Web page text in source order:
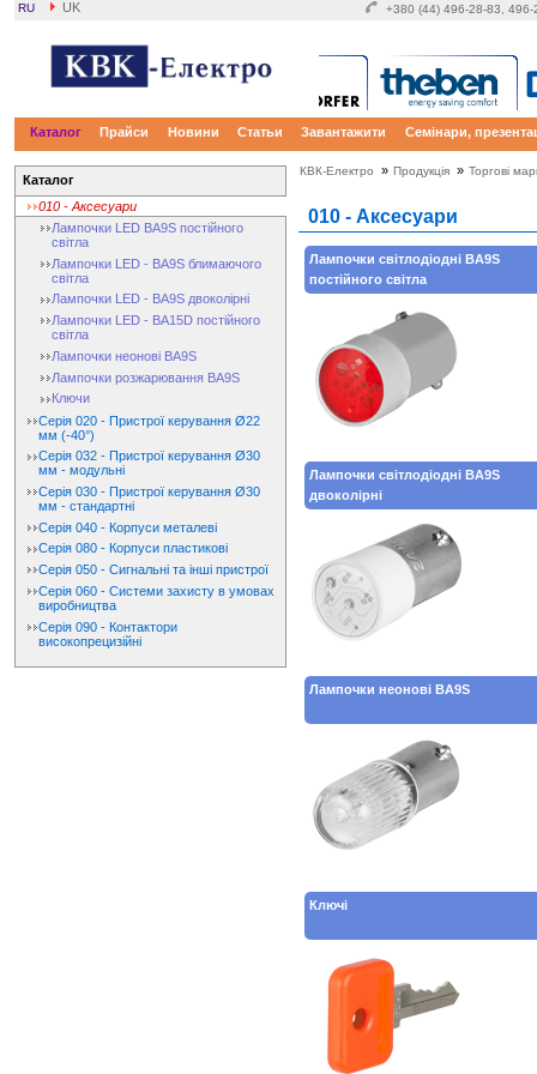
RU UK +380 (44) 496-28-83,
Каталог Прайси Новини Статьи Завантажити Семінари,
Каталог
010 - Аксесуари
Лампочки LED BA9S постійного
світла
Лампочки LED - BA9S блимаючого
світла
Лампочки LED - BA9S двоколірні
Лампочки LED - BA15D постійного
світла
Лампочки неонові BA9S
Лампочки розжарювання BA9S
Ключи
Серія 020 - Пристрої керування Ø22
мм (-40°)
Серія 032 - Пристрої керування Ø30
мм - модульні
Серія 030 - Пристрої керування Ø30
мм - стандартні
Серія 040 - Корпуси металеві
Серія 080 - Корпуси пластикові
Серія 050 - Сигнальні та інші пристрої
Серія 060 - Системи захисту в умовах
виробництва
Серія 090 - Контактори
високопрецизійні
КВК-Електро » Продукція » Торгові
010 - Аксесуари
Лампочки світлодіодні BA9S
постійного світла
Лампочки світлодіодні BA9S
двоколірні
Лампочки неонові BA9S
Ключі